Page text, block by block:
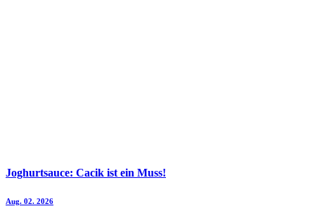
Joghurtsauce: Cacik ist ein Muss!
Aug. 02. 2026